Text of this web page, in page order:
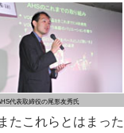
代表取締役の尾形友秀氏
たこれらとはまった